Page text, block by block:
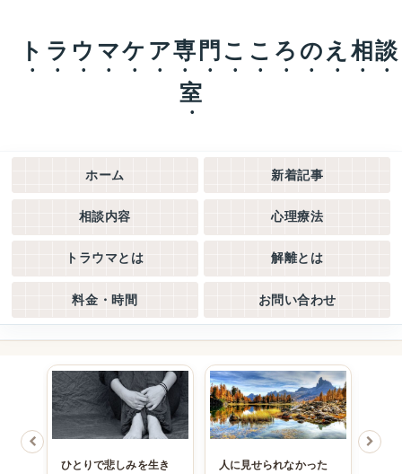
トラウマケア専門こころのえ相談
室
ホーム 新着記事
相談内容 心理療法
トラウマとは 解離とは
料金・時間 お問い合わせ
ひとりで悲しみを生き
人に見せられなかった